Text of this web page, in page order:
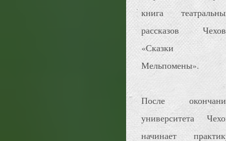
книга
рассказов
«Сказки
Мельпомены».
После
университета
начинает